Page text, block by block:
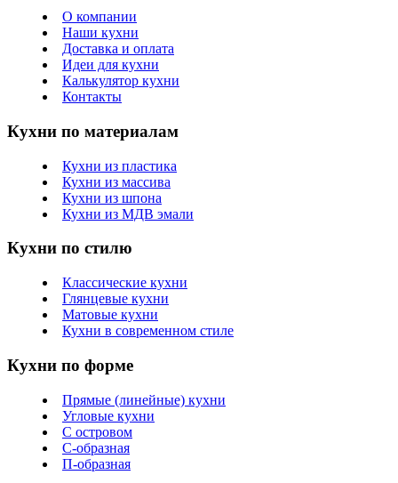
О компании
Наши кухни
Доставка и оплата
Идеи для кухни
Калькулятор кухни
Контакты
Кухни по материалам
Кухни из пластика
Кухни из массива
Кухни из шпона
Кухни из МДВ эмали
Кухни по стилю
Классические кухни
Глянцевые кухни
Матовые кухни
Кухни в современном стиле
Кухни по форме
Прямые (линейные) кухни
Угловые кухни
С островом
С-образная
П-образная